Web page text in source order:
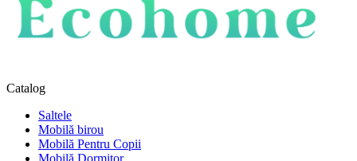
Catalog
Saltele
Mobilă birou
Mobilă Pentru Copii
Mobilă Dormitor